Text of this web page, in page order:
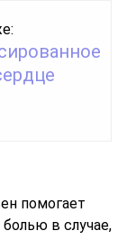
помогает
в случае,